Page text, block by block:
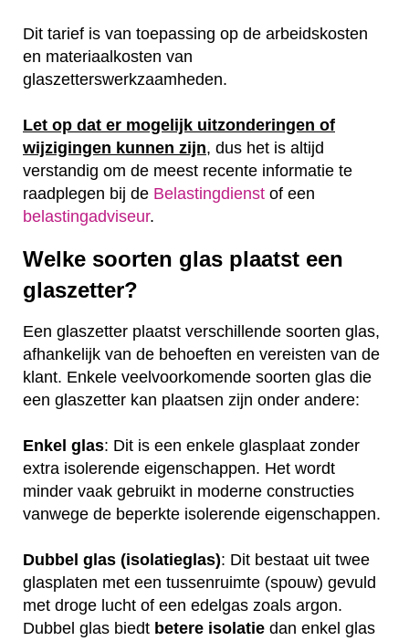
Dit tarief is van toepassing op de arbeidskosten
en materiaalkosten van
glaszetterswerkzaamheden.
Let op dat er mogelijk uitzonderingen of
wijzigingen kunnen zijn, dus het is altijd
verstandig om de meest recente informatie te
raadplegen bij de Belastingdienst of een
belastingadviseur.
Welke soorten glas plaatst een
glaszetter?
Een glaszetter plaatst verschillende soorten glas,
afhankelijk van de behoeften en vereisten van de
klant. Enkele veelvoorkomende soorten glas die
een glaszetter kan plaatsen zijn onder andere:
Enkel glas: Dit is een enkele glasplaat zonder
extra isolerende eigenschappen. Het wordt
minder vaak gebruikt in moderne constructies
vanwege de beperkte isolerende eigenschappen.
Dubbel glas (isolatieglas): Dit bestaat uit twee
glasplaten met een tussenruimte (spouw) gevuld
met droge lucht of een edelgas zoals argon.
Dubbel glas biedt betere isolatie dan enkel glas